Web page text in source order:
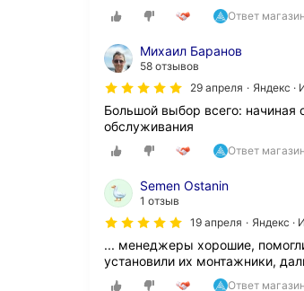
Ответ
Михаил Баранов
58 отзывов
29 апреля
Яндекс ·
Большой выбор всего: начиная
обслуживания
Ответ
Semen Ostanin
1 отзыв
19 апреля
Яндекс ·
... менеджеры хорошие,
установили их монтажники,
Ответ